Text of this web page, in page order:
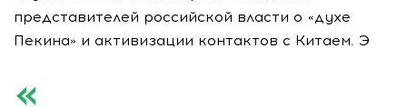
представителей российской власти о «духе
Пекина» и активизации контактов с Китаем. Э